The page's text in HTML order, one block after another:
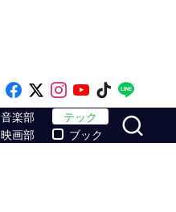
Like on Facebook
Follow on x
Follow on
Follow on
Follow
音楽部
映画部
テック
ブック